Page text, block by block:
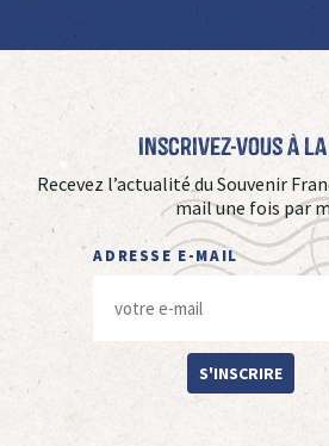
Inscrivez-vous à
Recevez l’actualité du Souvenir
mail une fois par
ADRESSE E-MAIL
S'INSCRIRE